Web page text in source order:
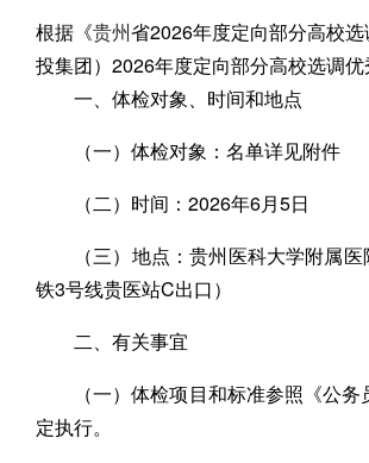
根据《贵州省2026年度定向部分高校
投集团）2026年度定向部分高校选调
一、体检对象、时间和地点
（一）体检对象：名单详见附件
（二）时间：2026年6月5日
（三）地点：贵州医科大学附属
铁3号线贵医站C出口）
二、有关事宜
（一）体检项目和标准参照《公
定执行。